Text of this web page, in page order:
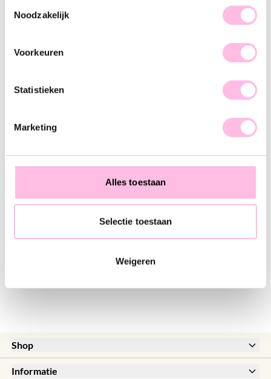
Noodzakelijk
Voorkeuren
Statistieken
Marketing
Alles toestaan
Selectie toestaan
Weigeren
combineer ze met subtiele sieraden, zodat deze eye-catchers
Miyuki enkelbandje met vis - rood/roze
€ 16,95 € 9,95
RVS creolen met ronde vis bedel - creme
€ 11,95
RVS oorring met zeester, torenschelp en parelmoer vis
Shop
New
Informatie